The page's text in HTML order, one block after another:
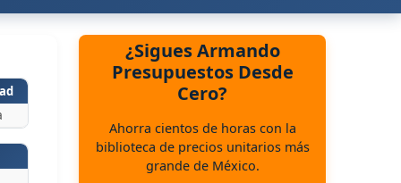
¿Sigues Armando
Presupuestos Desde
Cero?
Ahorra cientos de horas con la
biblioteca de precios unitarios más
grande de México.